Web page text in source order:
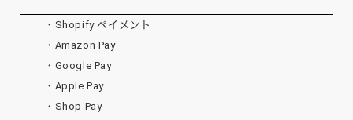
・Shopify ペイメント
・Amazon Pay
・Google Pay
・Apple Pay
・Shop Pay